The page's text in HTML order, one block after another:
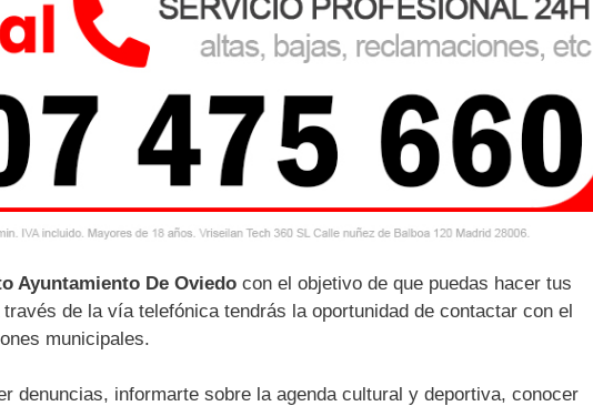
Ayuntamiento De Oviedo con el objetivo de que puedas hacer tus
de la vía telefónica tendrás la oportunidad de contactar con el
municipales.
denuncias, informarte sobre la agenda cultural y deportiva, conocer